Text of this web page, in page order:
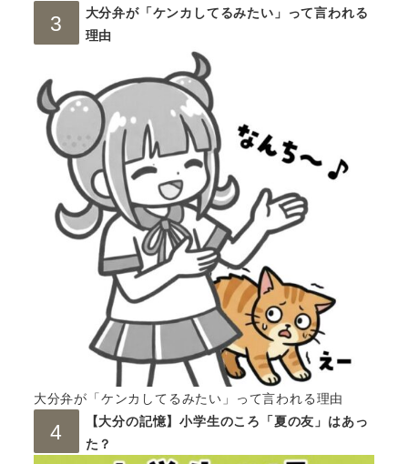
大分弁が「ケンカしてるみたい」って言われる
理由
大分弁が「ケンカしてるみたい」って言われる理由
【大分の記憶】小学生のころ「夏の友」はあっ
た？